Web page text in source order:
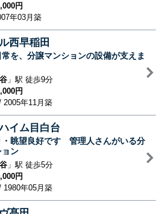
円
年03月築
西早稲田
を、分譲マンションの設備が支えま
」駅 徒歩9分
円
2005年11月築
イム目白台
・眺望良好です 管理人さんがいる分
ョン
」駅 徒歩5分
円
1980年05月築